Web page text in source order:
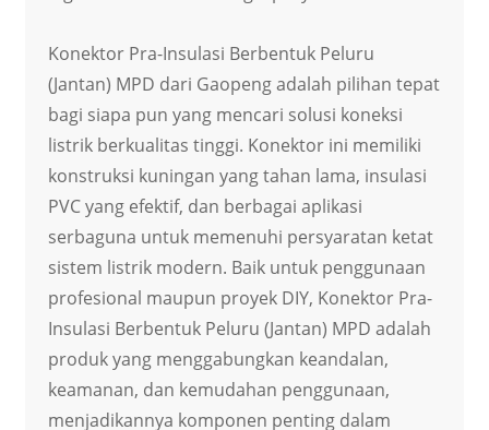
Konektor Pra-Insulasi Berbentuk Peluru
(Jantan) MPD dari Gaopeng adalah pilihan tepat
bagi siapa pun yang mencari solusi koneksi
listrik berkualitas tinggi. Konektor ini memiliki
konstruksi kuningan yang tahan lama, insulasi
PVC yang efektif, dan berbagai aplikasi
serbaguna untuk memenuhi persyaratan ketat
sistem listrik modern. Baik untuk penggunaan
profesional maupun proyek DIY, Konektor Pra-
Insulasi Berbentuk Peluru (Jantan) MPD adalah
produk yang menggabungkan keandalan,
keamanan, dan kemudahan penggunaan,
menjadikannya komponen penting dalam